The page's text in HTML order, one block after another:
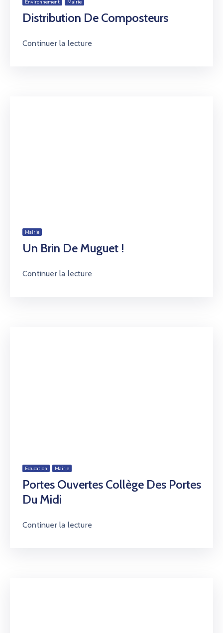
Environnement Mairie
Distribution De Composteurs
Continuer la lecture
Mairie
Un Brin De Muguet !
Continuer la lecture
Education Mairie
Portes Ouvertes Collège Des Portes
Du Midi
Continuer la lecture